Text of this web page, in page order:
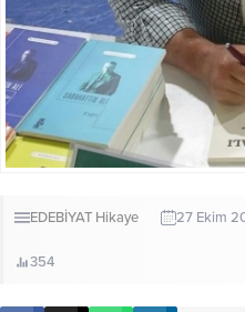
EDEBİYAT Hikaye 27 Ekim
354